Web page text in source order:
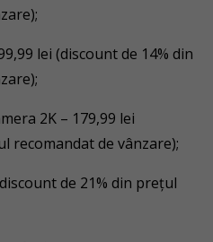
lei (discount de 14% din
2K – 179,99 lei
recomandat de vânzare);
de 21% din prețul